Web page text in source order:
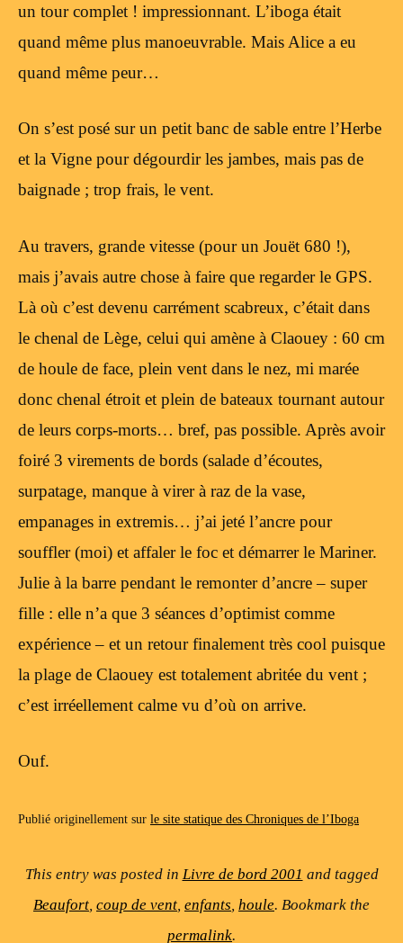
un tour complet ! impressionnant. L’iboga était
quand même plus manoeuvrable. Mais Alice a eu
quand même peur…
On s’est posé sur un petit banc de sable entre l’Herbe
et la Vigne pour dégourdir les jambes, mais pas de
baignade ; trop frais, le vent.
Au travers, grande vitesse (pour un Jouët 680 !),
mais j’avais autre chose à faire que regarder le GPS.
Là où c’est devenu carrément scabreux, c’était dans
le chenal de Lège, celui qui amène à Claouey : 60 cm
de houle de face, plein vent dans le nez, mi marée
donc chenal étroit et plein de bateaux tournant autour
de leurs corps-morts… bref, pas possible. Après avoir
foiré 3 virements de bords (salade d’écoutes,
surpatage, manque à virer à raz de la vase,
empanages in extremis… j’ai jeté l’ancre pour
souffler (moi) et affaler le foc et démarrer le Mariner.
Julie à la barre pendant le remonter d’ancre – super
fille : elle n’a que 3 séances d’optimist comme
expérience – et un retour finalement très cool puisque
la plage de Claouey est totalement abritée du vent ;
c’est irréellement calme vu d’où on arrive.
Ouf.
Publié originellement sur le site statique des Chroniques de l’Iboga
This entry was posted in Livre de bord 2001 and tagged
Beaufort, coup de vent, enfants, houle. Bookmark the
permalink.